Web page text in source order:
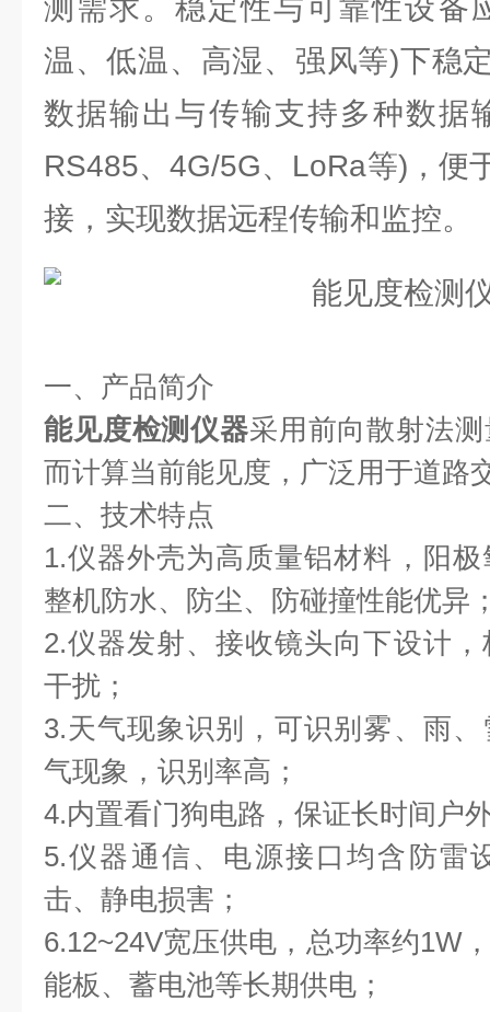
测需求。稳定性与可靠性设备
温、低温、高湿、强风等)下稳
数据输出与传输支持多种数据
RS485、4G/5G、LoRa等)，便
接，实现数据远程传输和监控。
一、产品简介
能见度检测仪器采用前向散射法
而计算当前能见度，广泛用于道路
二、技术特点
1.仪器外壳为高质量铝材料，阳
整机防水、防尘、防碰撞性能优异
2.仪器发射、接收镜头向下设计
干扰；
3.天气现象识别，可识别雾、雨
气现象，识别率高；
4.内置看门狗电路，保证长时间户
5.仪器通信、电源接口均含防雷
击、静电损害；
6.12~24V宽压供电，总功率约1W
能板、蓄电池等长期供电；